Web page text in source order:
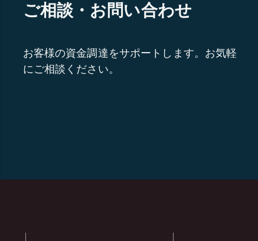
ご相談・お問い合わせ
お客様の資金調達をサポートします。お気軽
にご相談ください。